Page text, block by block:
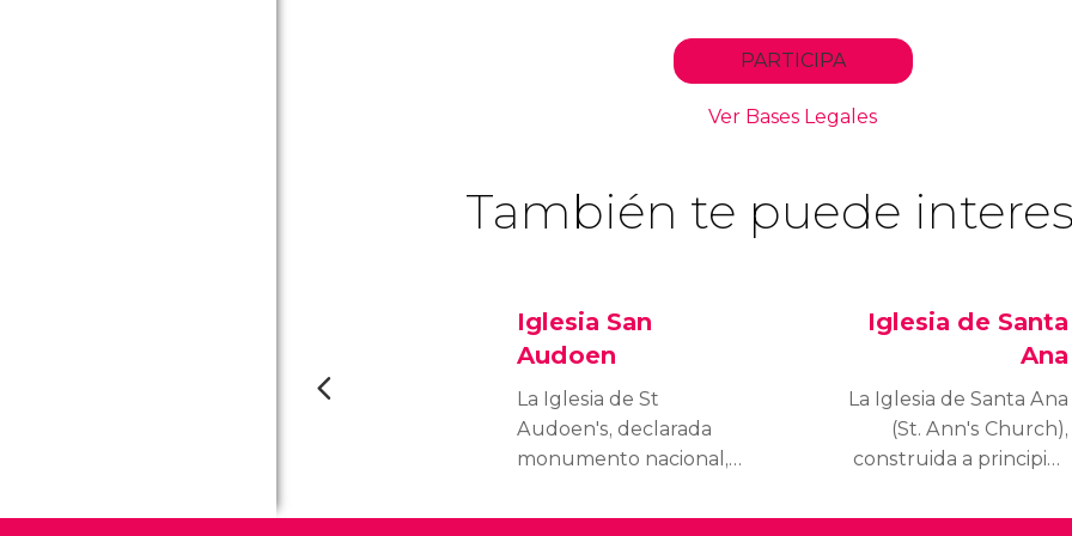
También te puede
Iglesia San
Audoen
La Iglesia de St
Audoen's, declarada
monumento nacional,
y 1212 y es una de las
Iglesia de Santa
Ana
La Iglesia de Santa Ana
(St. Ann's Church),
construida a principios
convertido en una de las